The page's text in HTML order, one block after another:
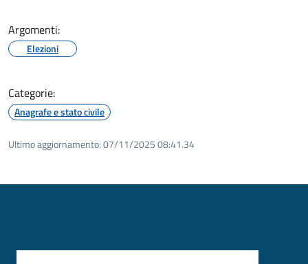
Argomenti:
Elezioni
Categorie:
Anagrafe e stato civile
Ultimo aggiornamento:07/11/2025 08:41.34